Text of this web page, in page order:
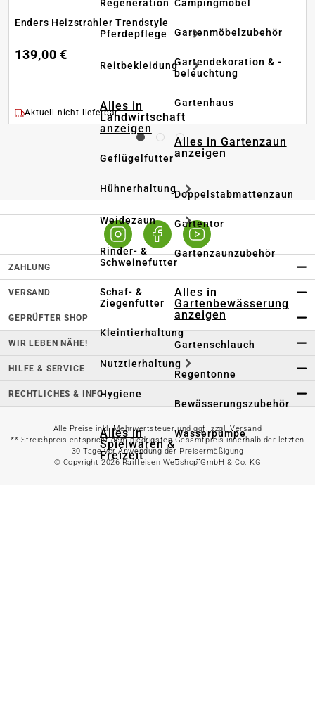
Regeneration
Pferdepflege
Reitbekleidung
Alles in
Landwirtschaft
anzeigen
Geflügelfutter
Hühnerhaltung
Weidezaun
Rinder- &
Schweinefutter
Schaf- &
Ziegenfutter
Kleintierhaltung
Nutztierhaltung
Hygiene
Alles in
Spielwaren &
Freizeit
anzeigen
Campingmöbel
Gartenmöbelzubehör
Gartendekoration & -
beleuchtung
Gartenhaus
Alles in Gartenzaun
anzeigen
Doppelstabmattenzaun
Gartentor
Gartenzaunzubehör
Alles in
Gartenbewässerung
anzeigen
Gartenschlauch
Regentonne
Bewässerungszubehör
Wasserpumpe
Bewässerungssystem
Enders Heizstrahler Trendstyle
139,00 €
Aktuell nicht lieferbar
ZAHLUNG
VERSAND
GEPRÜFTER SHOP
WIR LEBEN NÄHE!
HILFE & SERVICE
RECHTLICHES & INFO
Alle Preise inkl. Mehrwertsteuer und ggf. zzgl. Versand
** Streichpreis entspricht dem niedrigsten Gesamtpreis innerhalb der letzten
30 Tage vor Anwendung der Preisermäßigung
© Copyright 2026 Raiffeisen Webshop GmbH & Co. KG